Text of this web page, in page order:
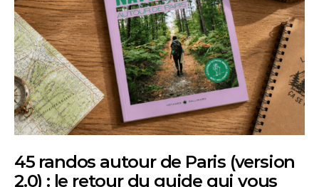
45 randos autour de Paris (version
2.0) : le retour du guide qui vous